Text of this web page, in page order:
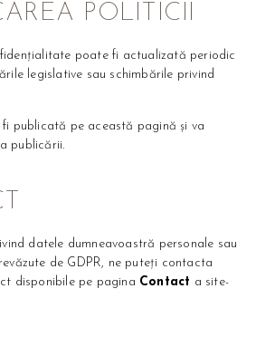
POLITICII
poate fi actualizată periodic
legislative sau schimbările privind
publicată pe această pagină și va
publicării.
datele dumneavoastră personale sau
de GDPR, ne puteți contacta
disponibile pe pagina Contact a site-